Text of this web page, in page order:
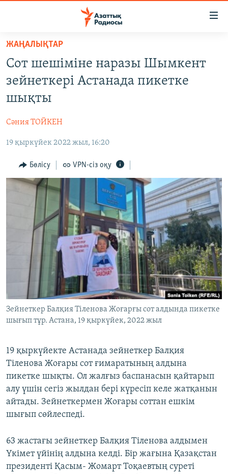
Skip
main
content
to
main
Skip
Search
АДАМ ҚҰҚЫҚТАРЫ
ӘЛЕУМЕТ
ӘЛЕМ
АРНАЙЫ ЖОБАЛАР
Русский
ЖАЗЫЛЫҢЫЗ
Басқа тілдерде
ЖАҢАЛЫҚТАР
Сот шешіміне наразы Шымкент
зейнеткері Астанада пикетке
шықты
Сәния ТОЙКЕН
19 қыркүйек 2022 жыл, 16:20
Бөлісу VPN-сіз оқу
Зейнеткер Балқия Тіленова Жоғарғы сот алдында пикетке
шығып тұр. Астана, 19 қыркүйек, 2022 жыл
19 қыркүйекте Астанада зейнеткер Балқия
Тіленова Жоғары сот ғимаратының алдына
пикетке шықты. Ол жалғыз баспанасын қайтарып
алу үшін сегіз жылдан бері күресіп келе жатқанын
айтады. Зейнеткермен Жоғары соттан ешкім
шығып сөйлеспеді.
63 жастағы зейнеткер Балқия Тіленова алдымен
Үкімет үйінің алдына келді. Бір жағына Қазақстан
президенті Қасым- Жомарт Тоқаевтың суреті